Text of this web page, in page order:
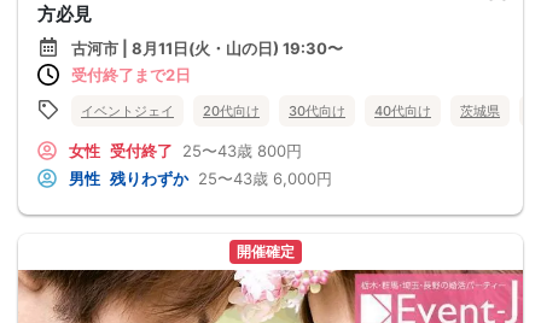
方必見
古河市 | 8月11日(火・山の日) 19:30〜
受付終了まで2日
イベントジェイ 20代向け 30代向け 40代向け 茨城県
女性 受付終了 25〜43歳 800円
男性 残りわずか 25〜43歳 6,000円
開催確定